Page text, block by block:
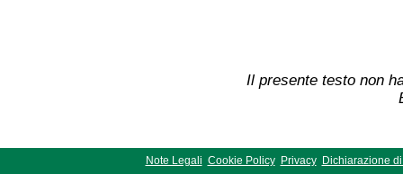
Il presente testo non
Note Legali Cookie Policy Privacy
Dichiarazione